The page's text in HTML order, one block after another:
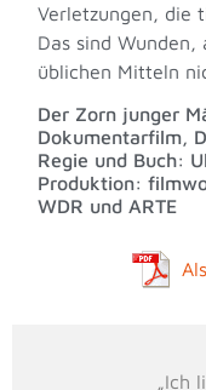
Verletzungen, die
Das sind
üblichen Mitteln
Der Zorn junger
Dokumentarfilm,
Regie und Buch:
Produktion:
WDR und ARTE
„Ich